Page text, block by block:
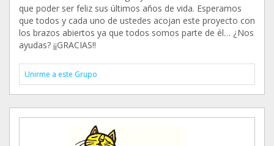
que poder ser feliz sus últimos años de vida. Esperamos
que todos y cada uno de ustedes acojan este proyecto con
los brazos abiertos ya que todos somos parte de él… ¿Nos
ayudas? ¡¡GRACIAS!!
Unirme a este Grupo